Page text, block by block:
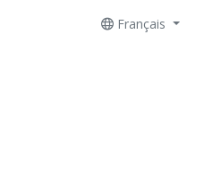
Français